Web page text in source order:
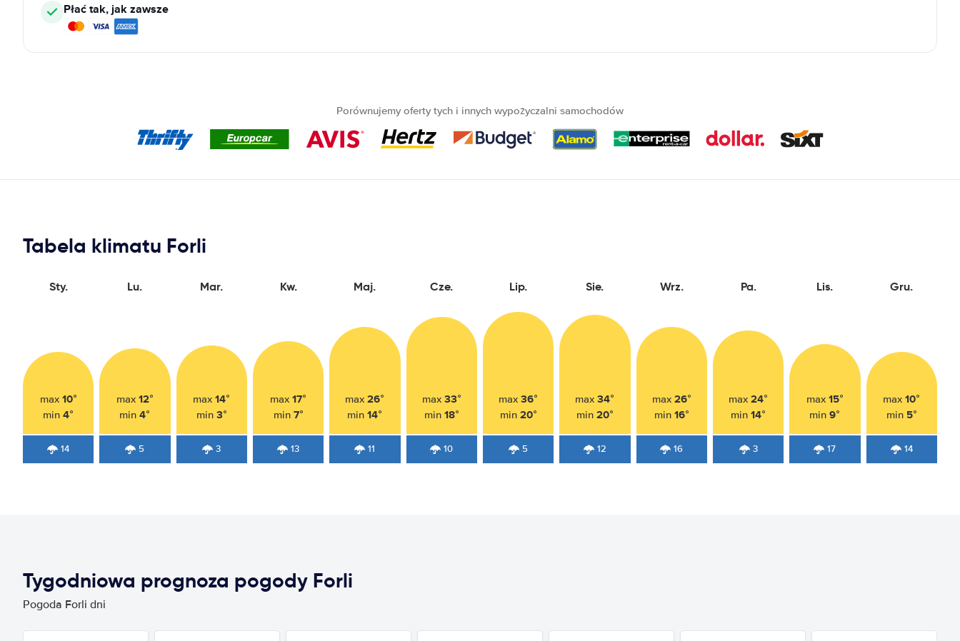
Płać tak, jak zawsze
Porównujemy oferty tych i innych wypożyczalni samochodów
Tabela klimatu Forli
Sty.
max 10°
min4°
14
Lu.
max 12°
min4°
5
Mar.
max14°
min 3°
3
Kw.
max17°
min 7°
13
Maj.
max26°
min14°
11
Cze.
max 33°
min 18°
10
Lip.
max36°
min 20°
5
Sie.
max34°
min 20°
12
Wrz.
max 26°
min 16°
16
Pa.
max24°
min14°
3
Lis.
max 15°
min9°
17
Gru.
max10°
min 5°
14
Tygodniowa prognoza pogody Forli
Pogoda Forli dni